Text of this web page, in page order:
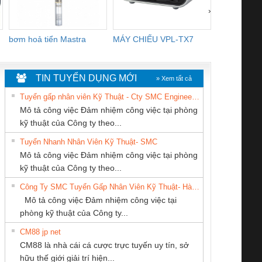
bơm hoả tiển Mastra MÁY CHIẾU VPL-TX7
›
An Toàn
Contact
– PSR-
SCP-
FSP/2X1/1X2
sát chuỗi
Bộ giám sát chuỗi
tấm pin
TRANSCLINIC 16I+
1K5 L (2433950000)
Bộ giám sát dòng
TRANSCLINIC 16I+
(2008130000)
Nẹp nhôm chống
TY CỔ
TỰ ĐỘNG
HƯNG
CÔNG TY CP TỰ
ĐỘNG TIẾN
HƯNG
CÔNG TY CỔ
CÁP ĐIỆN
THƯỢNG ĐÌNH
ty TNHH
Mại SX Ba
KINH DOANH
MEKONG MARINE
TIN TUYỂN DỤNG MỚI » Xem tất cả
Tuyển gấp nhân viên Kỹ Thuật - Cty SMC Engineering
Mô tả công việc Đảm nhiệm công việc tại phòng
kỹ thuật của Công ty theo...
Tuyển Nhanh Nhân Viên Kỹ Thuật- SMC
Mô tả công việc Đảm nhiệm công việc tại phòng
kỹ thuật của Công ty theo...
Công Ty SMC Tuyển Gấp Nhân Viên Kỹ Thuật- Hà Nội
Mô tả công việc Đảm nhiệm công việc tại
phòng kỹ thuật của Công ty...
CM88 jp net
CM88 là nhà cái cá cược trực tuyến uy tín, sở
hữu thế giới giải trí hiện...